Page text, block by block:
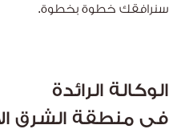
سنرافقك خطوة بخطوة.
الوكالة الرائدة
في منطقة الشرق